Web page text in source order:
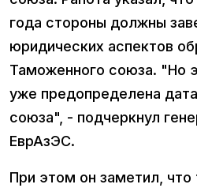
года стороны должны
юридических аспектов
Таможенного союза. "Но
уже предопределена
союза", - подчеркнул
ЕврАзЭС.
При этом он заметил, что